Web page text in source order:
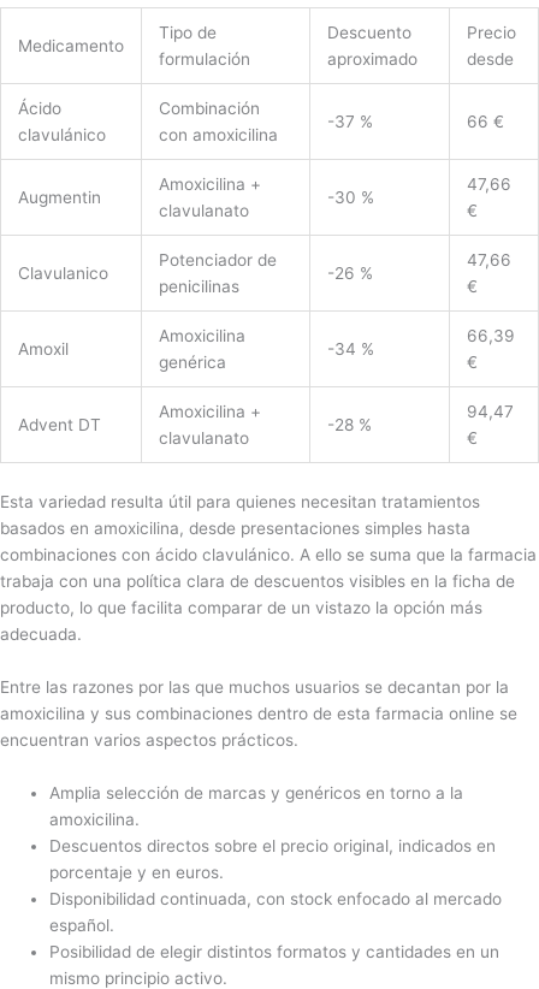
Medicamento
Tipo de
formulación
Descuento
aproximado
Precio
desde
Ácido
clavulánico
Combinación
con amoxicilina
-37 % 66 €
Augmentin
Amoxicilina +
clavulanato
-30 %
47,66
€
Clavulanico
Potenciador de
penicilinas
-26 %
47,66
€
Amoxil
Amoxicilina
genérica
-34 %
66,39
€
Advent DT
Amoxicilina +
clavulanato
-28 %
94,47
€
Esta variedad resulta útil para quienes necesitan tratamientos
basados en amoxicilina, desde presentaciones simples hasta
combinaciones con ácido clavulánico. A ello se suma que la farmacia
trabaja con una política clara de descuentos visibles en la ficha de
producto, lo que facilita comparar de un vistazo la opción más
adecuada.
Entre las razones por las que muchos usuarios se decantan por la
amoxicilina y sus combinaciones dentro de esta farmacia online se
encuentran varios aspectos prácticos.
Amplia selección de marcas y genéricos en torno a la
amoxicilina.
Descuentos directos sobre el precio original, indicados en
porcentaje y en euros.
Disponibilidad continuada, con stock enfocado al mercado
español.
Posibilidad de elegir distintos formatos y cantidades en un
mismo principio activo.